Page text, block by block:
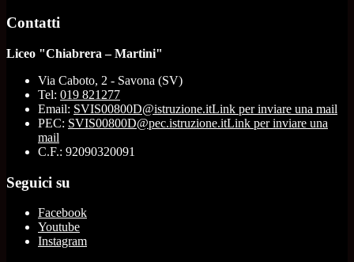
Contatti
Liceo "Chiabrera – Martini"
Via Caboto, 2 - Savona (SV)
Tel: 019 821277
Email: SVIS00800D@istruzione.itLink per inviare una mail
PEC: SVIS00800D@pec.istruzione.itLink per inviare una
mail
C.F.: 92090320091
Seguici su
Facebook
Youtube
Instagram